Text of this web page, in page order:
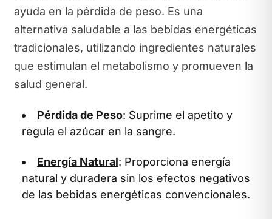
ayuda en la pérdida de peso. Es una
alternativa saludable a las bebidas energéticas
tradicionales, utilizando ingredientes naturales
que estimulan el metabolismo y promueven la
salud general.
Pérdida de Peso: Suprime el apetito y
regula el azúcar en la sangre.
Energía Natural: Proporciona energía
natural y duradera sin los efectos negativos
de las bebidas energéticas convencionales.